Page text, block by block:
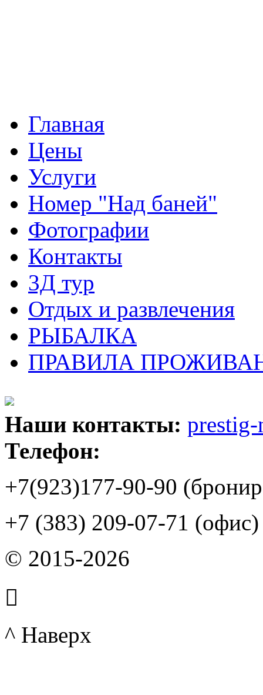
Главная
Цены
Услуги
Номер "Над баней"
Фотографии
Контакты
3Д тур
Отдых и развлечения
РЫБАЛКА
ПРАВИЛА
Наши контакты:
Телефон:
+7(923)177-90-90
+7 (383) 209-07-71 (офис)
© 2015-2026

^ Наверх